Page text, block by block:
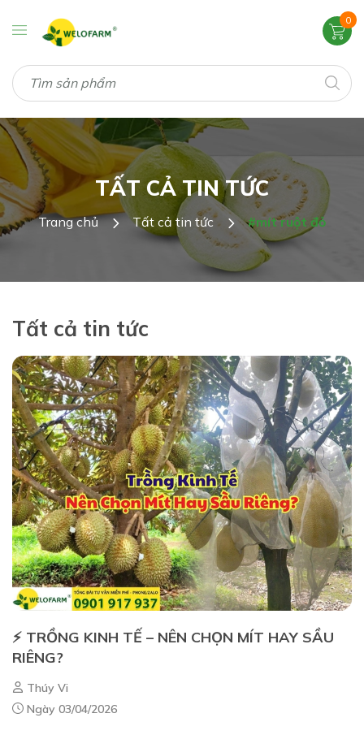
0
TẤT CẢ TIN TỨC
Trang chủ Tất cả tin tức #mít ruột đỏ
Tất cả tin tức
⚡ TRỒNG KINH TẾ – NÊN CHỌN MÍT HAY SẦU
RIÊNG?
Thúy Vi
Ngày 03/04/2026